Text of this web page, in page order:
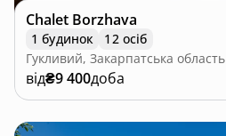
Chalet Borzhava
1 будинок
12 осіб
Гукливий, Закарпатська область
від₴9 400доба